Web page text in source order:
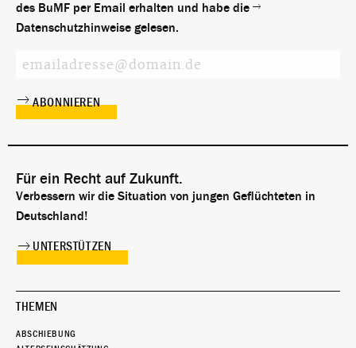
des BuMF per Email erhalten und habe die
Datenschutzhinweise gelesen.
Für ein Recht auf Zukunft.
Verbessern wir die Situation von jungen Geflüchteten in
Deutschland!
UNTERSTÜTZEN
THEMEN
ABSCHIEBUNG